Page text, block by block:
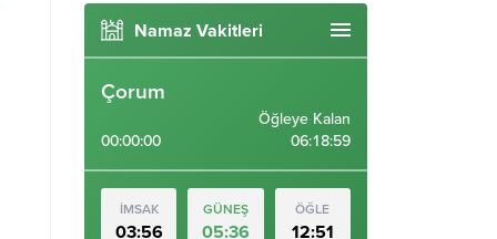
Namaz Vakitleri
Çorum
00:00:00
Öğleye Kalan
06:18:58
İMSAK
03:56
GÜNEŞ
05:36
ÖĞLE
12:51